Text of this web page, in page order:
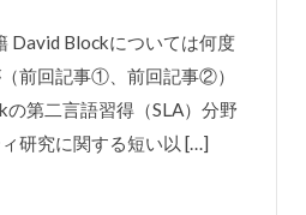
David Blockについては何度
前回記事①、前回記事②）
第二言語習得（SLA）分野
研究に関する短い以 […]